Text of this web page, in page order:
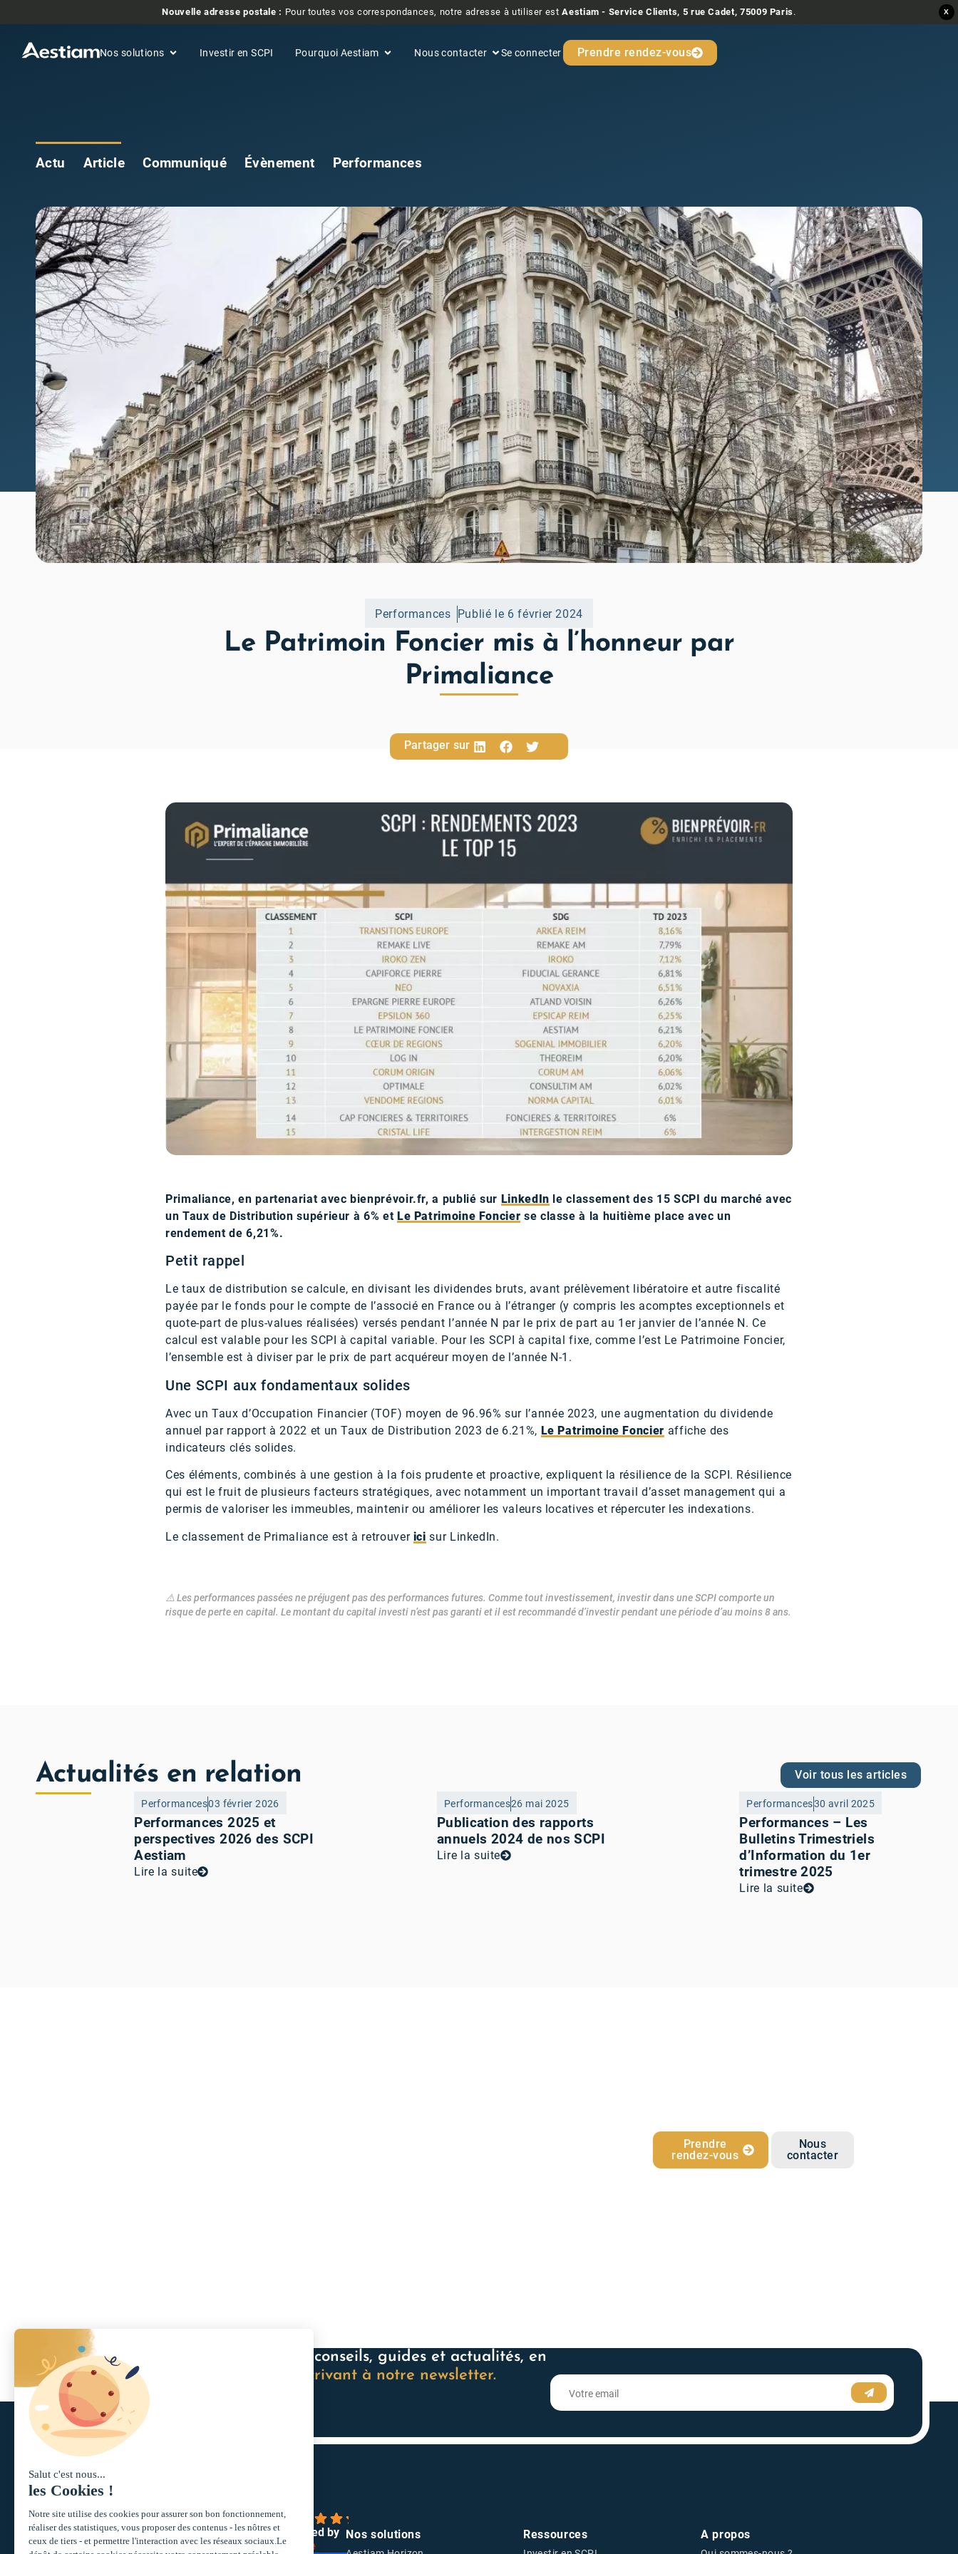
X
Nouvelle adresse postale : Pour toutes vos correspondances, notre adresse à utiliser estAestiam - Service Clients, 5 rue Cadet, 75009 Paris.
Nos solutions Investir en SCPI Pourquoi Aestiam Nous contacter Se connecter Prendre rendez-vous
Actu Article Communiqué Évènement Performances
Performances Publié le 6 février 2024
Le Patrimoin Foncier mis à l’honneur par
Primaliance
Partager sur
Primaliance, en partenariat avec bienprévoir.fr, a publié sur LinkedIn le classement des 15 SCPI du marché avec
un Taux de Distribution supérieur à 6% et Le Patrimoine Foncier se classe à la huitième place avec un
rendement de 6,21%.
Petit rappel
Le taux de distribution se calcule, en divisant les dividendes bruts, avant prélèvement libératoire et autre fiscalité
payée par le fonds pour le compte de l’associé en France ou à l’étranger (y compris les acomptes exceptionnels et
quote-part de plus-values réalisées) versés pendant l’année N par le prix de part au 1er janvier de l’année N. Ce
calcul est valable pour les SCPI à capital variable. Pour les SCPI à capital fixe, comme l’est Le Patrimoine Foncier,
l’ensemble est à diviser par le prix de part acquéreur moyen de l’année N-1.
Une SCPI aux fondamentaux solides
Avec un Taux d’Occupation Financier (TOF) moyen de 96.96% sur l’année 2023, une augmentation du dividende
annuel par rapport à 2022 et un Taux de Distribution 2023 de 6.21%, Le Patrimoine Foncier affiche des
indicateurs clés solides.
Ces éléments, combinés à une gestion à la fois prudente et proactive, expliquent la résilience de la SCPI. Résilience
qui est le fruit de plusieurs facteurs stratégiques, avec notamment un important travail d’asset management qui a
permis de valoriser les immeubles, maintenir ou améliorer les valeurs locatives et répercuter les indexations.
Le classement de Primaliance est à retrouver ici sur LinkedIn.
⚠️ Les performances passées ne préjugent pas des performances futures. Comme tout investissement, investir dans une SCPI comporte un
risque de perte en capital. Le montant du capital investi n’est pas garanti et il est recommandé d’investir pendant une période d’au moins 8 ans.
Actualités en relation Voir tous les articles
Performances03 février 2026
Performances 2025 et
perspectives 2026 des SCPI
Aestiam
Lire la suite
Performances26 mai 2025
Publication des rapports
annuels 2024 de nos SCPI
Lire la suite
Performances30 avril 2025
Performances – Les
Bulletins Trimestriels
d’Information du 1er
trimestre 2025
Lire la suite
Prendre
rendez-vous
Nous
contacter
Recevez conseils, guides et actualités, en
inscrivant à notre newsletter.
Acteur historique du monde
des SCPI, nous
accompagnons les
4.3
powered by
G
e
Nos solutions Ressources A propos